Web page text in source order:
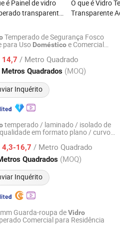
é Painel de vidro
transparente
para
residenciais em
O que é Vidro
Transparente
Residenciais
Temperado de Segurança Fosco
para Uso Domésticoe Comercial
14,7 / Metro Quadrado
Quadrados (MOQ)
Inquérito
Desde 2026
temperado / laminado / isolado de
em formato plano / curvo
doméstico s
4,3-16,7 / Metro Quadrado
Quadrados (MOQ)
Inquérito
Desde 2022
Guarda-roupa deVidro
Comercial para Residência